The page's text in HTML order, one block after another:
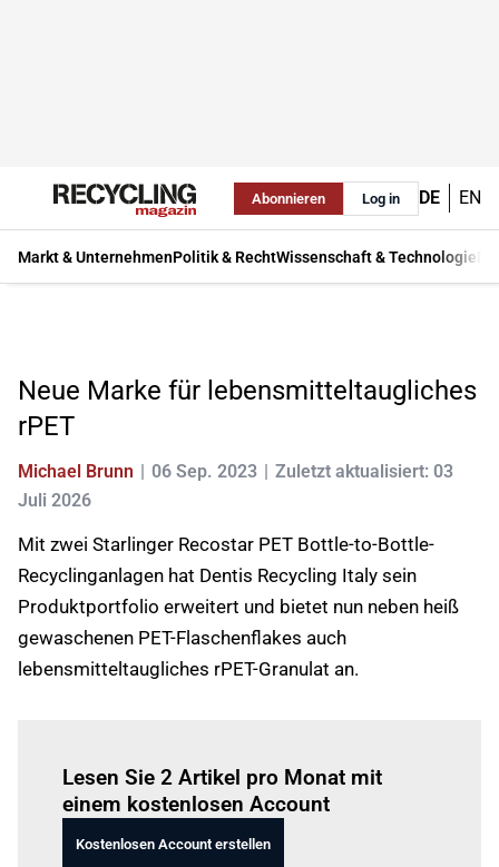
Abonnieren Log in DE EN
Markt & UnternehmenPolitik & RechtWissenschaft & Technologie
Neue Marke für lebensmitteltaugliches
rPET
Michael Brunn 06 Sep. 2023
Zuletzt aktualisiert: 03
Juli 2026
Mit zwei Starlinger Recostar PET Bottle-to-Bottle-
Recyclinganlagen hat Dentis Recycling Italy sein
Produktportfolio erweitert und bietet nun neben heiß
gewaschenen PET-Flaschenflakes auch
lebensmitteltaugliches rPET-Granulat an.
Lesen Sie 2 Artikel pro Monat mit
einem kostenlosen Account
Kostenlosen Account erstellen